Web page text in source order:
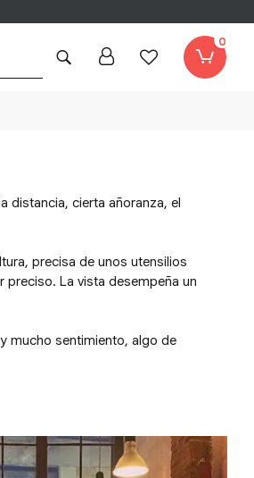
0
distancia, cierta añoranza, el
precisa de unos utensilios
La vista desempeña un
mucho sentimiento, algo de